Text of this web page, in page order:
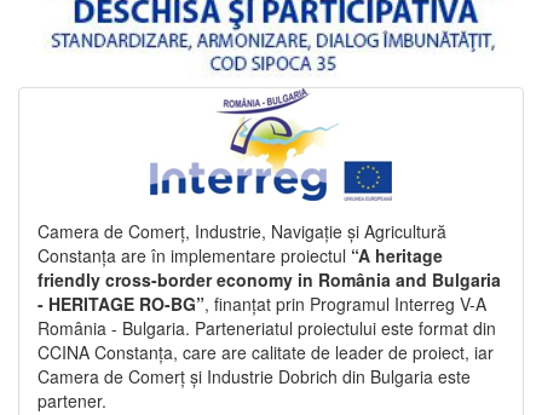
Camera de Comerț, Industrie, Navigație și Agricultură
Constanța are în implementare proiectul “A heritage
friendly cross-border economy in România and Bulgaria
- HERITAGE RO-BG”, finanțat prin Programul Interreg V-A
România - Bulgaria. Parteneriatul proiectului este format din
CCINA Constanța, care are calitate de leader de proiect, iar
Camera de Comerț și Industrie Dobrich din Bulgaria este
partener.